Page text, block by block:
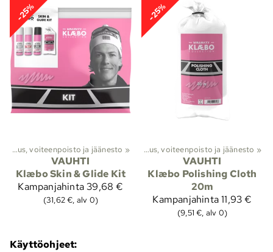
-25%
Puhdistus, voiteenpoisto ja jäänesto ‪»
VAUHTI
Klæbo Skin & Glide Kit
Kampanjahinta39,68 €
(31,62 €, alv 0)
-25%
‪»Suksivoiteet ja suksihuolto‪» Puhdistus, voiteenpoisto ja jäänesto ‪»
VAUHTI
Klæbo Polishing Cloth
20m
Kampanjahinta11,93 €
(9,51 €, alv 0)
Käyttöohjeet: